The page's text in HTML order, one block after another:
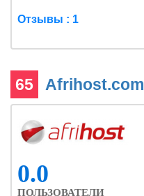
Отзывы : 1
65 Afrihost.com
0.0
ПОЛЬЗОВАТЕЛИ